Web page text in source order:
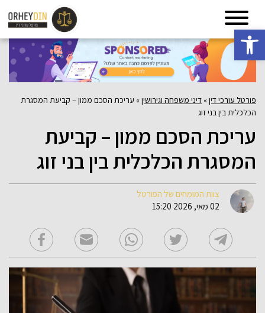
פתח סרגל נגישות
פורטל עורכי דין» דיני משפחה וגירושין» עריכת הסכם ממון – קביעת המסגרת
הכלכלית בין בני זוג
עריכת הסכם ממון – קביעת
המסגרת הכלכלית בין בני זוג
צוות המומחים של הפורטל
02 מאי, 2026 15:20